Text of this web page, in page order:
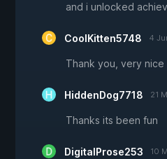
and i unlocked
CoolKitten5748 4
Thank you, very nice
HiddenDog7718 21
Thanks its been fun
DigitalProse253 10